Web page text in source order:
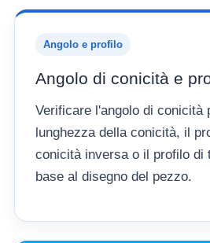
Angolo e profilo
Angolo di conicità e
Verificare l'angolo di conicità
lunghezza della conicità, il
conicità inversa o il profilo di
base al disegno del pezzo.